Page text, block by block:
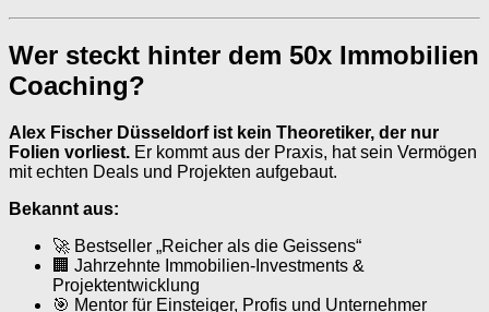
Wer steckt hinter dem 50x Immobilien
Coaching?
Alex Fischer Düsseldorf ist kein Theoretiker, der nur
Folien vorliest. Er kommt aus der Praxis, hat sein Vermögen
mit echten Deals und Projekten aufgebaut.
Bekannt aus:
🚀 Bestseller „Reicher als die Geissens“
🏢 Jahrzehnte Immobilien-Investments &
Projektentwicklung
🎯 Mentor für Einsteiger, Profis und Unternehmer